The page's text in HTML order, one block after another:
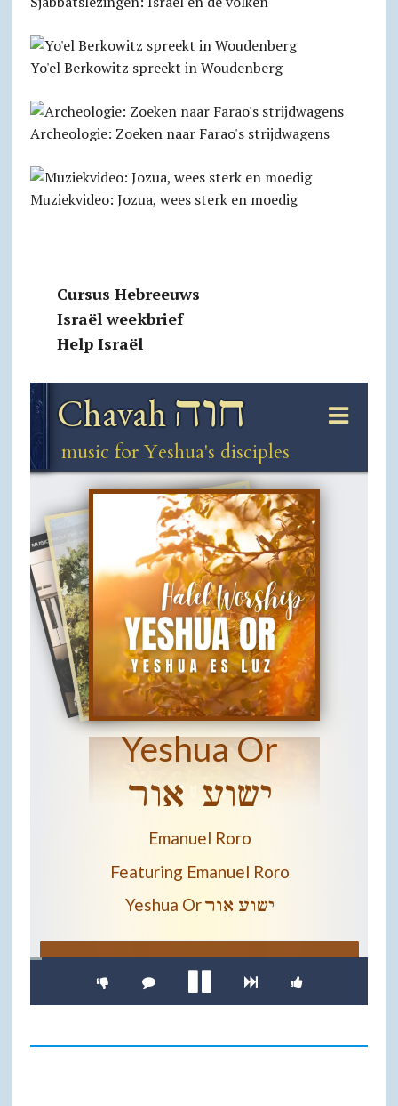
Yo'el Berkowitz spreekt in Woudenberg
Archeologie: Zoeken naar Farao's strijdwagens
Muziekvideo: Jozua, wees sterk en moedig
Cursus Hebreeuws
Israël weekbrief
Help Israël